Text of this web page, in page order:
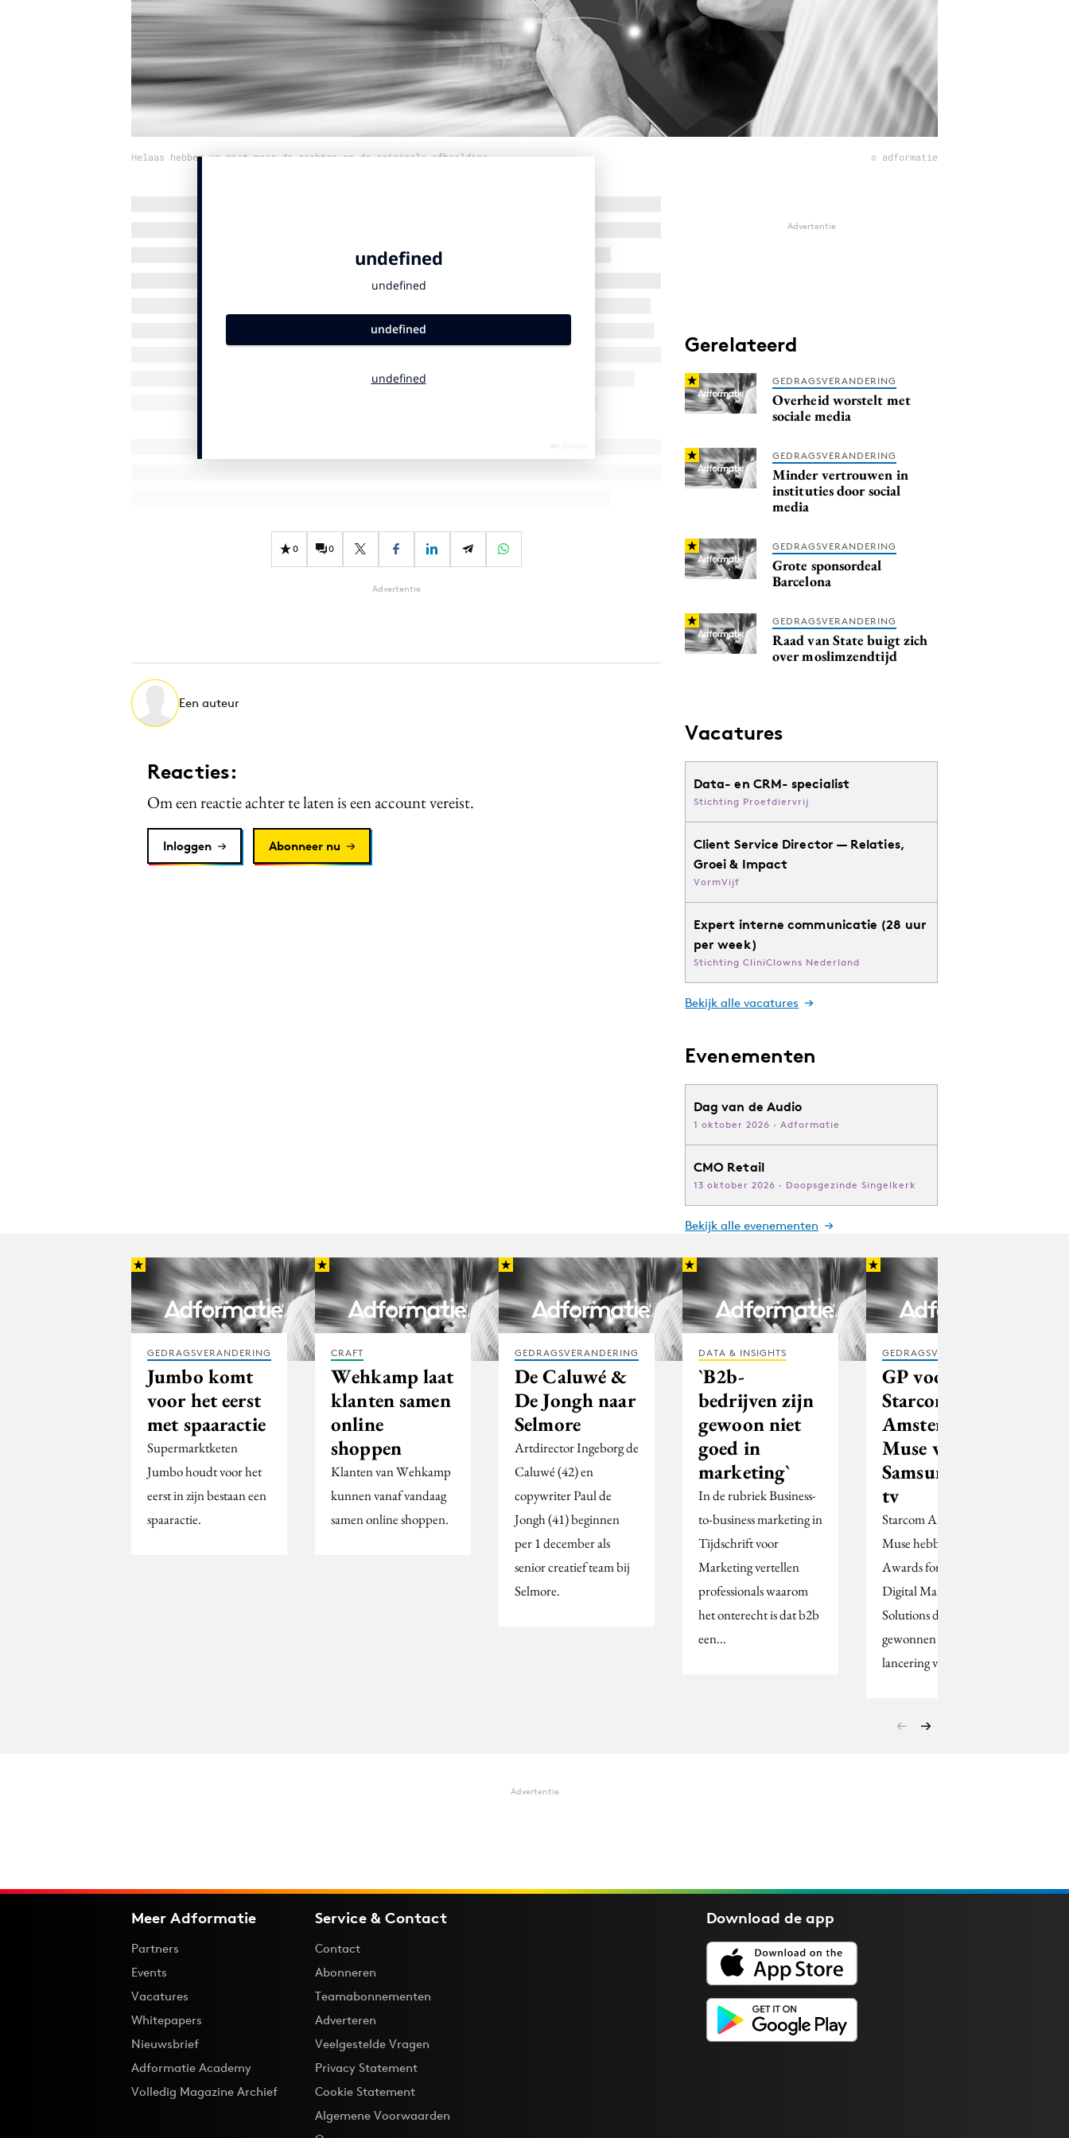
Helaas hebben we niet meer de rechten op de originele afbeelding © adformatie
0 0
Advertentie
Een auteur
Reacties:
Om een reactie achter te laten is een account vereist.
Inloggen Abonneer nu
Advertentie
Gerelateerd
GEDRAGSVERANDERING
Overheid worstelt met
sociale media
GEDRAGSVERANDERING
Minder vertrouwen in
instituties door social
media
GEDRAGSVERANDERING
Grote sponsordeal
Barcelona
GEDRAGSVERANDERING
Raad van State buigt zich
over moslimzendtijd
Vacatures
Data- en CRM- specialist
Stichting Proefdiervrij
Client Service Director — Relaties,
Groei & Impact
VormVijf
Expert interne communicatie (28 uur
per week)
Stichting CliniClowns Nederland
Bekijk alle vacatures
Evenementen
Dag van de Audio
1 oktober 2026 · Adformatie
CMO Retail
13 oktober 2026 · Doopsgezinde Singelkerk
Bekijk alle evenementen
GEDRAGSVERANDERING
Jumbo komt
voor het eerst
met spaaractie
Supermarktketen
Jumbo houdt voor het
eerst in zijn bestaan een
spaaractie.
CRAFT
Wehkamp laat
klanten samen
online
shoppen
Klanten van Wehkamp
kunnen vanaf vandaag
samen online shoppen.
GEDRAGSVERANDERING
De Caluwé &
De Jongh naar
Selmore
Artdirector Ingeborg de
Caluwé (42) en
copywriter Paul de
Jongh (41) beginnen
per 1 december als
senior creatief team bij
Selmore.
DATA & INSIGHTS
`B2b-
bedrijven zijn
gewoon niet
goed in
marketing`
In de rubriek Business-
to-business marketing in
Tijdschrift voor
Marketing vertellen
professionals waarom
het onterecht is dat b2b
een…
GEDRAGSVERANDERING
GP voor
Starcom
Amsterdam en
Muse voor
Samsung 3D
tv
Starcom Amsterdam en
Muse hebben bij de
Awards for Innovative
Digital Marketing
Solutions de Grand Prix
gewonnen voor de
lancering van de…
Advertentie
Meer Adformatie
Partners
Events
Vacatures
Whitepapers
Nieuwsbrief
Adformatie Academy
Volledig Magazine Archief
Service & Contact
Contact
Abonneren
Teamabonnementen
Adverteren
Veelgestelde Vragen
Privacy Statement
Cookie Statement
Algemene Voorwaarden
Download deapp